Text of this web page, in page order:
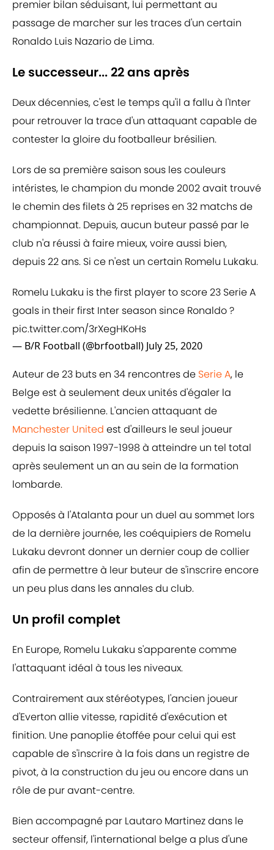
premier bilan séduisant, lui permettant au
passage de marcher sur les traces d'un certain
Ronaldo Luis Nazario de Lima.
Le successeur... 22 ans après
Deux décennies, c'est le temps qu'il a fallu à l'Inter
pour retrouver la trace d'un attaquant capable de
contester la gloire du footballeur brésilien.
Lors de sa première saison sous les couleurs
intéristes, le champion du monde 2002 avait trouvé
le chemin des filets à 25 reprises en 32 matchs de
championnat. Depuis, aucun buteur passé par le
club n'a réussi à faire mieux, voire aussi bien,
depuis 22 ans. Si ce n'est un certain Romelu Lukaku.
Romelu Lukaku is the first player to score 23 Serie A
goals in their first Inter season since Ronaldo ?
pic.twitter.com/3rXegHKoHs
— B/R Football (@brfootball) July 25, 2020
Auteur de 23 buts en 34 rencontres de Serie A, le
Belge est à seulement deux unités d'égaler la
vedette brésilienne. L'ancien attaquant de
Manchester United est d'ailleurs le seul joueur
depuis la saison 1997-1998 à atteindre un tel total
après seulement un an au sein de la formation
lombarde.
Opposés à l'Atalanta pour un duel au sommet lors
de la dernière journée, les coéquipiers de Romelu
Lukaku devront donner un dernier coup de collier
afin de permettre à leur buteur de s'inscrire encore
un peu plus dans les annales du club.
Un profil complet
En Europe, Romelu Lukaku s'apparente comme
l'attaquant idéal à tous les niveaux.
Contrairement aux stéréotypes, l'ancien joueur
d'Everton allie vitesse, rapidité d'exécution et
finition. Une panoplie étoffée pour celui qui est
capable de s'inscrire à la fois dans un registre de
pivot, à la construction du jeu ou encore dans un
rôle de pur avant-centre.
Bien accompagné par Lautaro Martinez dans le
secteur offensif, l'international belge a plus d'une